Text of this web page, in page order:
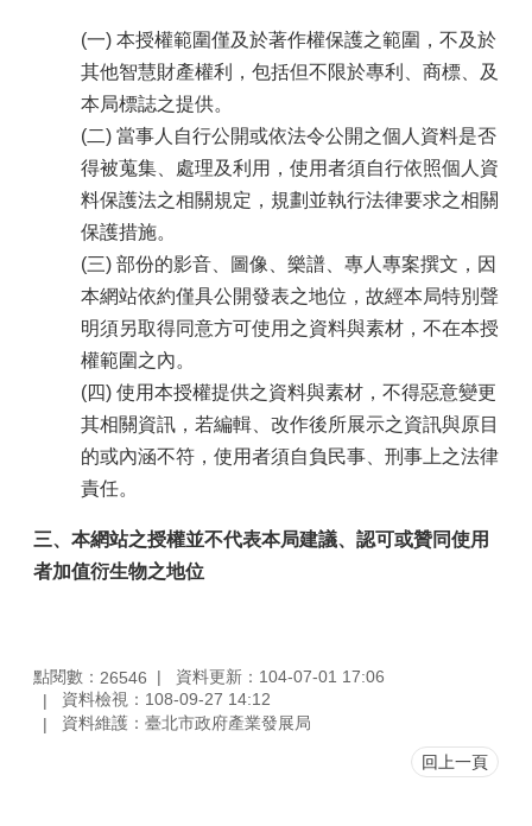
(一) 本授權範圍僅及於著作權保護之範圍，不及於
其他智慧財產權利，包括但不限於專利、商標、及
本局標誌之提供。
(二) 當事人自行公開或依法令公開之個人資料是否
得被蒐集、處理及利用，使用者須自行依照個人資
料保護法之相關規定，規劃並執行法律要求之相關
保護措施。
(三) 部份的影音、圖像、樂譜、專人專案撰文，因
本網站依約僅具公開發表之地位，故經本局特別聲
明須另取得同意方可使用之資料與素材，不在本授
權範圍之內。
(四) 使用本授權提供之資料與素材，不得惡意變更
其相關資訊，若編輯、改作後所展示之資訊與原目
的或內涵不符，使用者須自負民事、刑事上之法律
責任。
三、本網站之授權並不代表本局建議、認可或贊同使用
者加值衍生物之地位
點閱數： 26546
資料更新：104-07-01 17:06
資料檢視：108-09-27 14:12
資料維護：臺北市政府產業發展局
回上一頁